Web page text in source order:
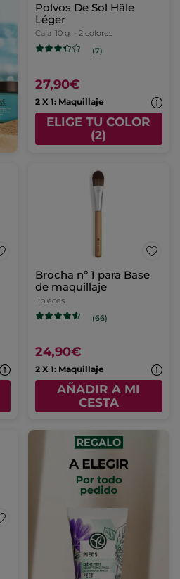
Polvos De Sol Hâle
Léger
Caja 10 g - 2 colores
(7)
27,90€
2 X 1: Maquillaje
ELIGE TU COLOR
(2)
Brocha nº 1 para Base
de maquillaje
1 pieces
(66)
24,90€
2 X 1: Maquillaje
AÑADIR A MI
CESTA